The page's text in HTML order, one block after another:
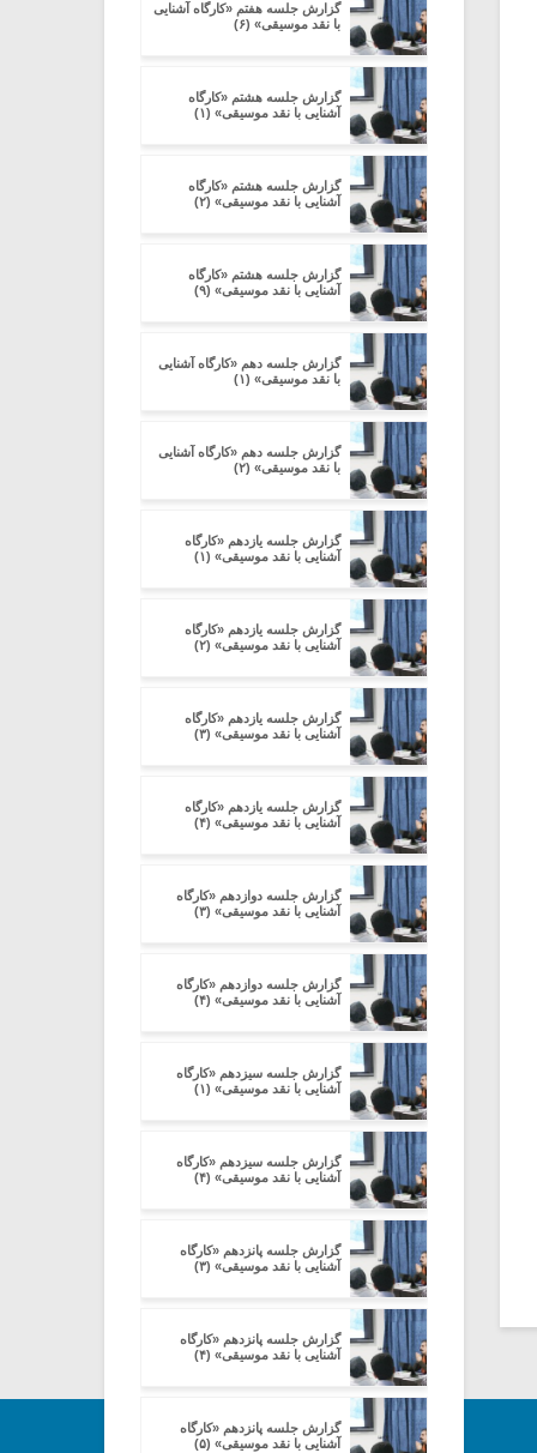
گزارش جلسه هفتم «کارگاه آشنایی
با نقد موسیقی» (۶)
گزارش جلسه هشتم «کارگاه
آشنایی با نقد موسیقی» (۱)
گزارش جلسه هشتم «کارگاه
آشنایی با نقد موسیقی» (۲)
گزارش جلسه هشتم «کارگاه
آشنایی با نقد موسیقی» (۹)
گزارش جلسه دهم «کارگاه آشنایی
با نقد موسیقی» (۱)
گزارش جلسه دهم «کارگاه آشنایی
با نقد موسیقی» (۲)
گزارش جلسه یازدهم «کارگاه
آشنایی با نقد موسیقی» (۱)
گزارش جلسه یازدهم «کارگاه
آشنایی با نقد موسیقی» (۲)
گزارش جلسه یازدهم «کارگاه
آشنایی با نقد موسیقی» (۳)
گزارش جلسه یازدهم «کارگاه
آشنایی با نقد موسیقی» (۴)
گزارش جلسه دوازدهم «کارگاه
آشنایی با نقد موسیقی» (۳)
گزارش جلسه دوازدهم «کارگاه
آشنایی با نقد موسیقی» (۴)
گزارش جلسه سیزدهم «کارگاه
آشنایی با نقد موسیقی» (۱)
گزارش جلسه سیزدهم «کارگاه
آشنایی با نقد موسیقی» (۴)
گزارش جلسه پانزدهم «کارگاه
آشنایی با نقد موسیقی» (۳)
گزارش جلسه پانزدهم «کارگاه
آشنایی با نقد موسیقی» (۴)
گزارش جلسه پانزدهم «کارگاه
آشنایی با نقد موسیقی» (۵)